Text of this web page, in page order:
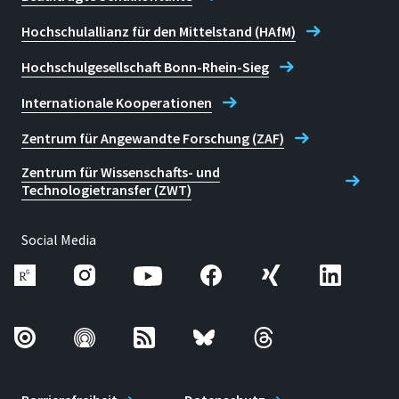
Hochschulallianz für den Mittelstand (HAfM)
Hochschulgesellschaft Bonn-Rhein-Sieg
Internationale Kooperationen
Zentrum für Angewandte Forschung (ZAF)
Zentrum für Wissenschafts- und
Technologietransfer (ZWT)
Social Media